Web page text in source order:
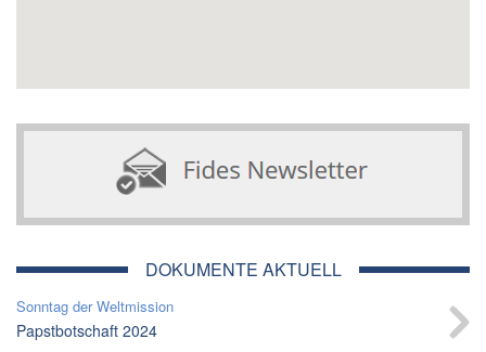
DOKUMENTE AKTUELL
Sonntag der Weltmission
Papstbotschaft 2024